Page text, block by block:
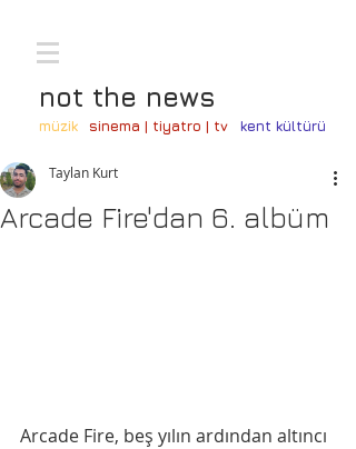
not the news
müzik sinema | tiyatro | tv kent kültürü
Arcade Fire'dan 6. albüm
Taylan Kurt
Arcade Fire, beş yılın ardından altıncı